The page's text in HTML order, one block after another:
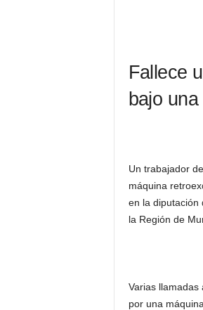
Fallece
bajo
Un trabajador
máquina
en la diputación
la Región de
Varias
por una